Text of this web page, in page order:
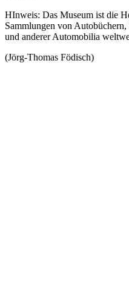
HInweis: Das Museum ist die
Sammlungen von
und anderer Automobilia
(Jörg-Thomas Födisch)